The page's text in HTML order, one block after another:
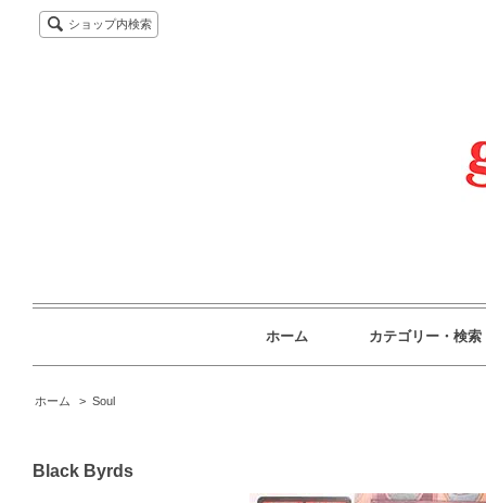
ショップ内検索
ホーム カテゴリー・検索
ホーム > Soul
Black Byrds